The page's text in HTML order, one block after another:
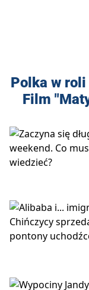
Polka w
Film